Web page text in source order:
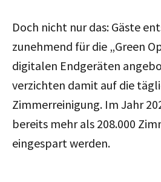
Doch nicht nur das: Gäste
zunehmend für die „Green
digitalen Endgeräten
verzichten damit auf die
Zimmerreinigung. Im Jahr
bereits mehr als 208.000
eingespart werden.